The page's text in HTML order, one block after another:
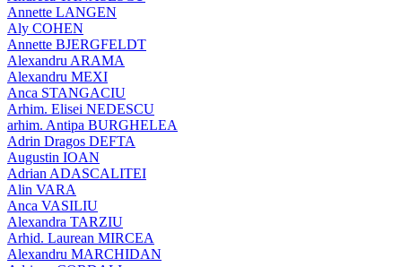
Annette LANGEN
Aly COHEN
Annette BJERGFELDT
Alexandru ARAMA
Alexandru MEXI
Anca STANGACIU
Arhim. Elisei NEDESCU
arhim. Antipa BURGHELEA
Adrin Dragos DEFTA
Augustin IOAN
Adrian ADASCALITEI
Alin VARA
Anca VASILIU
Alexandra TARZIU
Arhid. Laurean MIRCEA
Alexandru MARCHIDAN